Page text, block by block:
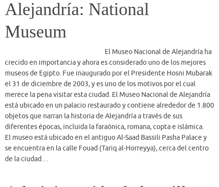
se encuentra en la calle Fouad (Tariq al-Horreyya), cerca del centro
de la ciudad…
Administración de la orilla
occidental tebana (1ª parte)
Sin duda, la especial orografía de la
orilla occidental tebana ofrecía un escenario ideal para identificar
las diferentes localizaciones de puntos de especial significación
mitológica para conformar un microcosmos coherente para la
divinidad tebana. Sin embargo, la construcción de los diferentes
lugares de culto o de especial significado no parece conformar una
unidad monumental dentro de un plan general, sino que cada